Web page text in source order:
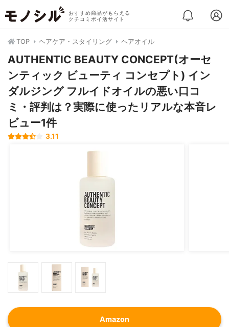
おすすめ商品がもらえる
クチコミポイ活サイト
TOP ヘアケア・スタイリング ヘアオイル
AUTHENTIC BEAUTY CONCEPT(オーセ
ンティック ビューティ コンセプト) イン
ダルジング フルイドオイルの悪い口コ
ミ・評判は？実際に使ったリアルな本音レ
ビュー1件
3.11
Amazon